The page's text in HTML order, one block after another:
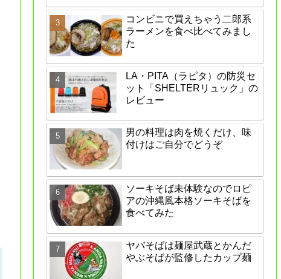
コンビニで買えちゃう二郎系
ラーメンを食べ比べてみまし
た
LA・PITA（ラピタ）の防災セ
ット「SHELTERリュック」の
レビュー
男の料理は肉を焼くだけ、味
付けはご自分でどうぞ
ソーキそば未体験なのでロピ
アの沖縄風本格ソーキそばを
食べてみた
ヤバそばは麺屋武蔵とかんだ
やぶそばが監修したカップ麺